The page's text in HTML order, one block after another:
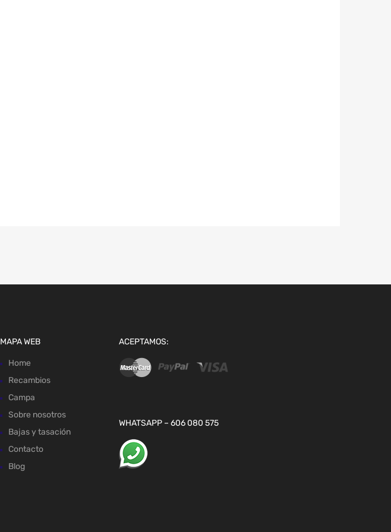
MAPA WEB
Home
Recambios
Campa
Sobre nosotros
Bajas y tasación
Contacto
Blog
ACEPTAMOS:
WHATSAPP – 606 080 575